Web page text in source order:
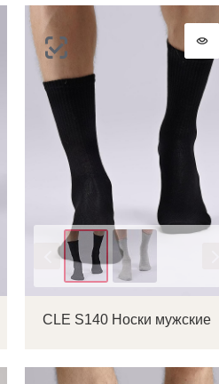
CLE S140 Носки мужские